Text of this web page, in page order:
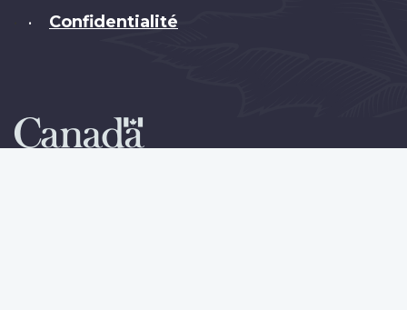
• Confidentialité